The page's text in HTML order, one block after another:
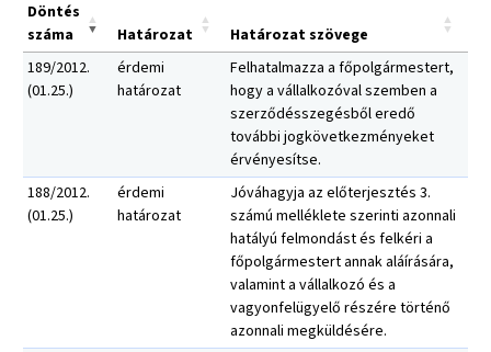
Döntés
száma
Határozat
Határozat szövege
189/2012.
(01.25.)
érdemi
határozat
Felhatalmazza a főpolgármestert,
hogy a vállalkozóval szemben a
szerződésszegésből eredő
további jogkövetkezményeket
érvényesítse.
188/2012.
(01.25.)
érdemi
határozat
Jóváhagyja az előterjesztés 3.
számú melléklete szerinti azonnali
hatályú felmondást és felkéri a
főpolgármestert annak aláírására,
valamint a vállalkozó és a
vagyonfelügyelő részére történő
azonnali megküldésére.